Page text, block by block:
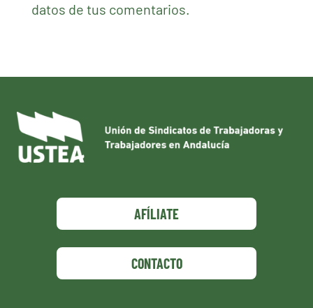
datos de tus comentarios.
AFÍLIATE
CONTACTO